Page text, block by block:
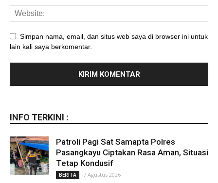
Simpan nama, email, dan situs web saya di browser ini untuk
lain kali saya berkomentar.
INFO TERKINI :
Patroli Pagi Sat Samapta Polres
Pasangkayu Ciptakan Rasa Aman, Situasi
Tetap Kondusif
BERITA 7 Agustus 2026